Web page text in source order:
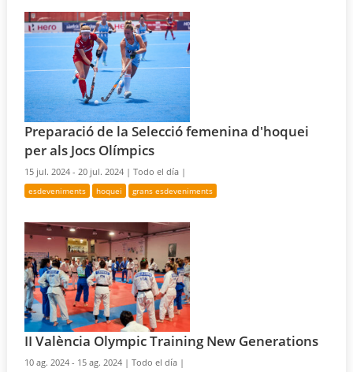
Preparació de la Selecció femenina d'hoquei
per als Jocs Olímpics
15 jul. 2024 - 20 jul. 2024 |Todo el día |
esdeveniments hoquei grans esdeveniments
II València Olympic Training New Generations
10 ag. 2024 - 15 ag. 2024 |Todo el día |